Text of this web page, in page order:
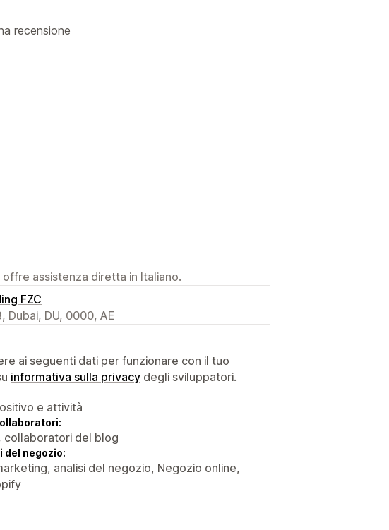
recensione
assistenza diretta in Italiano.
FZC
Dubai, DU, 0000, AE
ai seguenti dati per funzionare con il tuo
informativa sulla privacy degli sviluppatori.
e attività
collaboratori del blog
del negozio:
analisi del negozio, Negozio online,